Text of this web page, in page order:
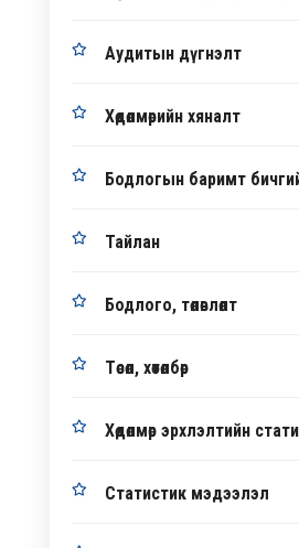
Аудитын дүгнэлт
Хөдөлмөрийн хяналт
Бодлогын баримт
Тайлан
Бодлого, төлөвлөлт
Төсөл, хөтөлбөр
Хөдөлмөр эрхлэлтийн
Статистик мэдээлэл